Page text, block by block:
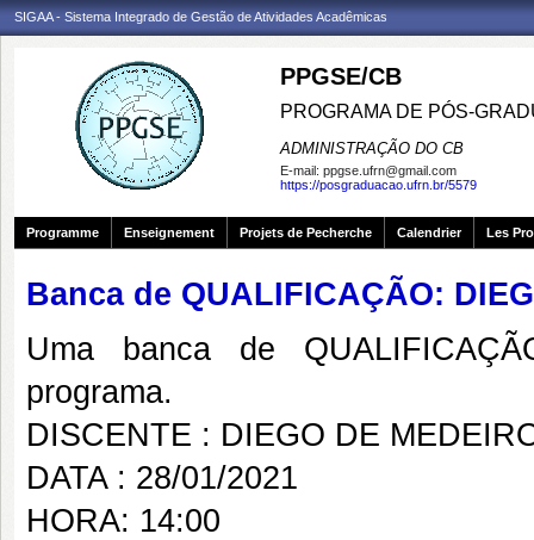
SIGAA - Sistema Integrado de Gestão de Atividades Acadêmicas
PPGSE/CB
PROGRAMA DE PÓS-
ADMINISTRAÇÃO DO CB
E-mail: ppgse.ufrn@gmail.com
https://posgraduacao.ufrn.br/5579
Programme Enseignement Projets de Pecherche Calendrier Les
Banca de QUALIFICAÇÃO:
Uma banca de
programa.
DISCENTE : DIEGO DE
DATA : 28/01/2021
HORA: 14:00